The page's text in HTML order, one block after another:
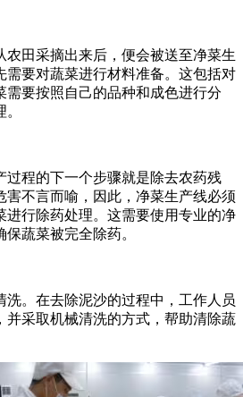
农田采摘出来后，便会被送至净菜生
需要对蔬菜进行材料准备。这包括对
需要按照自己的品种和成色进行分
过程的下一个步骤就是除去农药残
害不言而喻，因此，净菜生产线必须
进行除药处理。这需要使用专业的净
蔬菜被完全除药。
洗。在去除泥沙的过程中，工作人员
并采取机械清洗的方式，帮助清除蔬